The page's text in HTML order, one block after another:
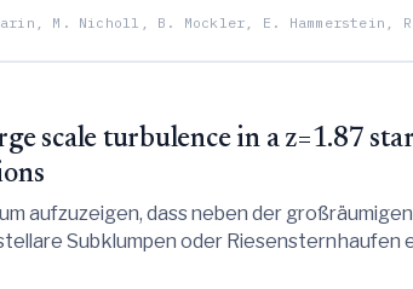
im nahen UV-Bereich hervorhebt,
M. Nicholl, B. Mockler, E. Hammerstein,
scale turbulence in a z=1.87
aufzuzeigen, dass neben der
Subklumpen oder